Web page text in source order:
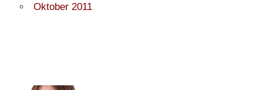
Oktober 2011